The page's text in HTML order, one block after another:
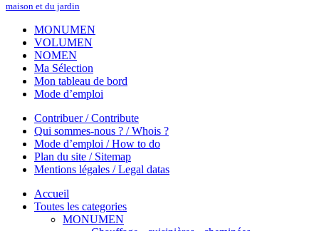
maison et du jardin
MONUMEN
VOLUMEN
NOMEN
Ma Sélection
Mon tableau de bord
Mode d’emploi
Contribuer / Contribute
Qui sommes-nous ? / Whois ?
Mode d’emploi / How to do
Plan du site / Sitemap
Mentions légales / Legal datas
Accueil
Toutes les categories
MONUMEN